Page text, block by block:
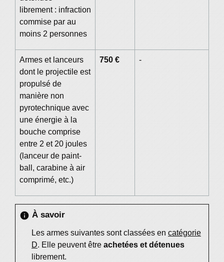
librement : infraction
commise par au
moins 2 personnes
Armes et lanceurs
dont le projectile est
propulsé de
manière non
pyrotechnique avec
une énergie à la
bouche comprise
entre 2 et 20 joules
(lanceur de paint-
ball, carabine à air
comprimé, etc.)
750 € -
info À savoir
Les armes suivantes sont classées en catégorie
D. Elle peuvent être achetées et détenues
librement.